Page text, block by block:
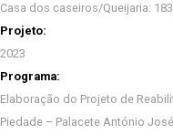
Casa dos caseiros/Queijaria:
Projeto:
2023
Programa:
Elaboração do Projeto de
Piedade – Palacete António